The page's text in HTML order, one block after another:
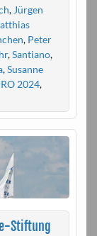
, Jürgen
, Peter
,Santiano,
,Susanne
2024,
Stiftung